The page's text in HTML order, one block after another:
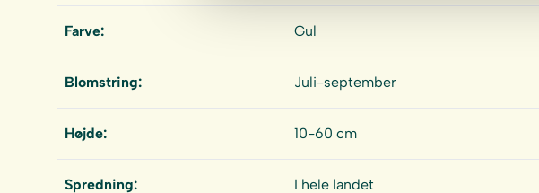
Farve: Gul
Blomstring: Juli-september
Højde: 10-60 cm
Spredning: I hele landet